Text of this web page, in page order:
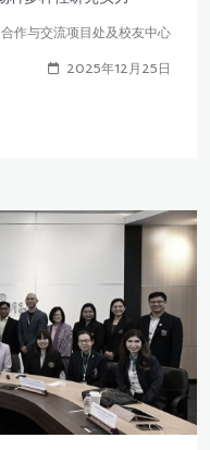
合作与交流项目处及校友中心
2025年12月25日